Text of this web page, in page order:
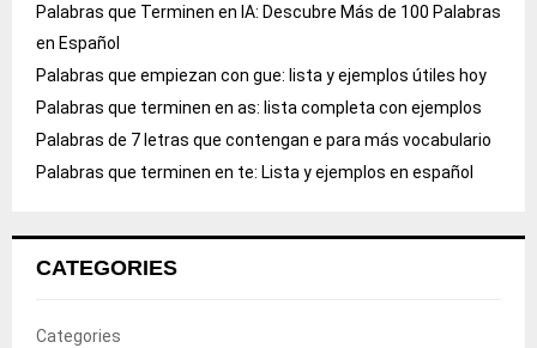
Palabras que Terminen en IA: Descubre Más de 100 Palabras
en Español
Palabras que empiezan con gue: lista y ejemplos útiles hoy
Palabras que terminen en as: lista completa con ejemplos
Palabras de 7 letras que contengan e para más vocabulario
Palabras que terminen en te: Lista y ejemplos en español
CATEGORIES
Categories